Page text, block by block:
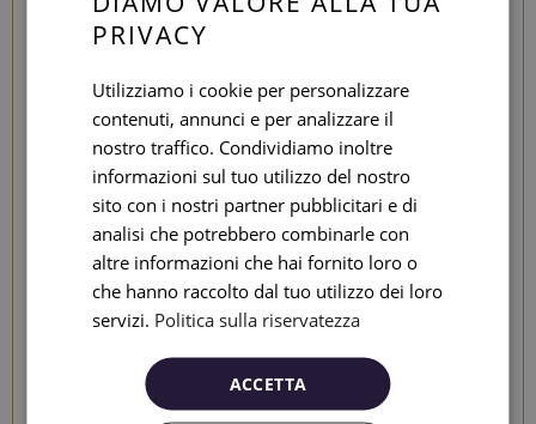
The Twins
204.99m²
30 - 200 pax
Luce naturale
The Twins - Seventy Barcelona FRENCH
ITALIAN
RUSSIAN
PRIVACY
Utilizziamo i cookie per personalizzare
contenuti, annunci e per analizzare il
nostro traffico. Condividiamo inoltre
informazioni sul tuo utilizzo del nostro
sito con i nostri partner pubblicitari e di
analisi che potrebbero combinarle con
altre informazioni che hai fornito loro o
che hanno raccolto dal tuo utilizzo dei loro
servizi. Politica sulla riservatezza
ACCETTA